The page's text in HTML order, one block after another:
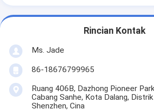
Video
Kontrol Kualitas
Hubungi Kami
Rincian Kontak
Ms. Jade
86-18676799965
Ruang 406B, Dazhong Pioneer
Cabang Sanhe, Kota Dalang,
Shenzhen, Cina